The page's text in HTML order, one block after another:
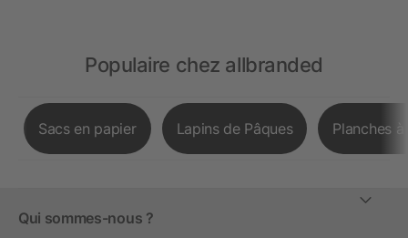
Populaire chez allbranded
Sacs en papier Lapins de Pâques Planches
Qui sommes-nous ?